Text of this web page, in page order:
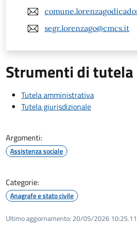
segr.lorenzago@cmcs.it
Strumenti di tutela
Tutela amministrativa
Tutela giurisdizionale
Argomenti:
Assistenza sociale
Categorie:
Anagrafe e stato civile
Ultimo aggiornamento: 20/05/2026 10:25.11